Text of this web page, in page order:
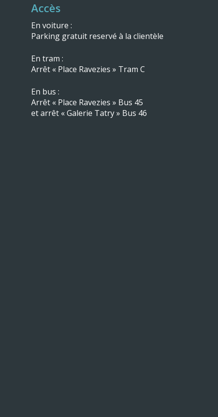
Accès
En voiture :
Parking gratuit reservé à la clientèle
En tram :
Arrêt « Place Ravezies » Tram C
En bus :
Arrêt « Place Ravezies » Bus 45
et arrêt « Galerie Tatry » Bus 46
Dépannage
Contact